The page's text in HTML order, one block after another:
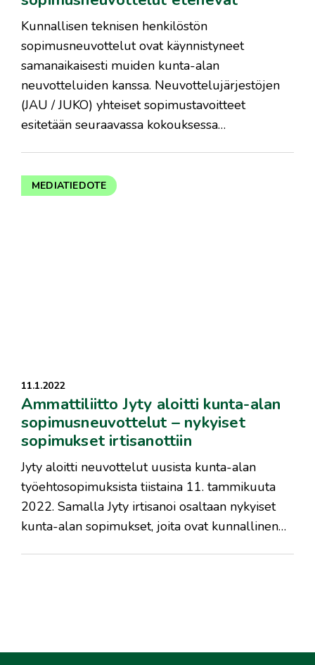
​Kunnallisen teknisen henkilöstön
sopimusneuvottelut ovat käynnistyneet
samanaikaisesti muiden kunta-alan
neuvotteluiden kanssa. Neuvottelujärjestöjen
(JAU / JUKO) yhteiset sopimustavoitteet
esitetään seuraavassa kokouksessa…
MEDIATIEDOTE
11.1.2022
Ammattiliitto Jyty aloitti kunta-alan
sopimusneuvottelut – nykyiset
sopimukset irtisanottiin
Jyty aloitti neuvottelut uusista kunta-alan
työehtosopimuksista tiistaina 11. tammikuuta
2022. Samalla Jyty irtisanoi osaltaan nykyiset
kunta-alan sopimukset, joita ovat kunnallinen…